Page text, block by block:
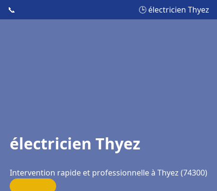
📞 🕒 électricien Thyez
électricien Thyez
Intervention rapide et professionnelle à Thyez (74300)